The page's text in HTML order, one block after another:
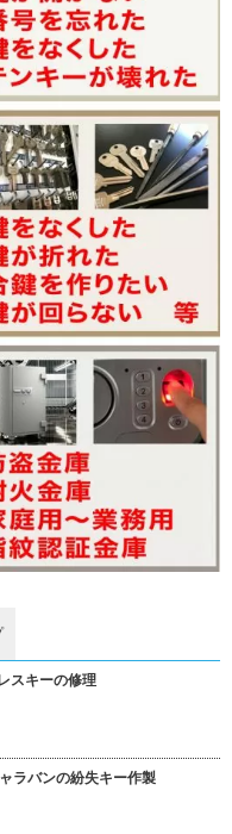
スキーの修理
ラバンの紛失キー作製